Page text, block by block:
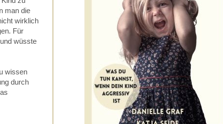
man die
wirklich
Für
wüsste
wissen
durch